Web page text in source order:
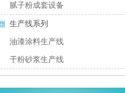
腻子粉成套设备
生产线系列
油漆涂料生产线
干粉砂浆生产线